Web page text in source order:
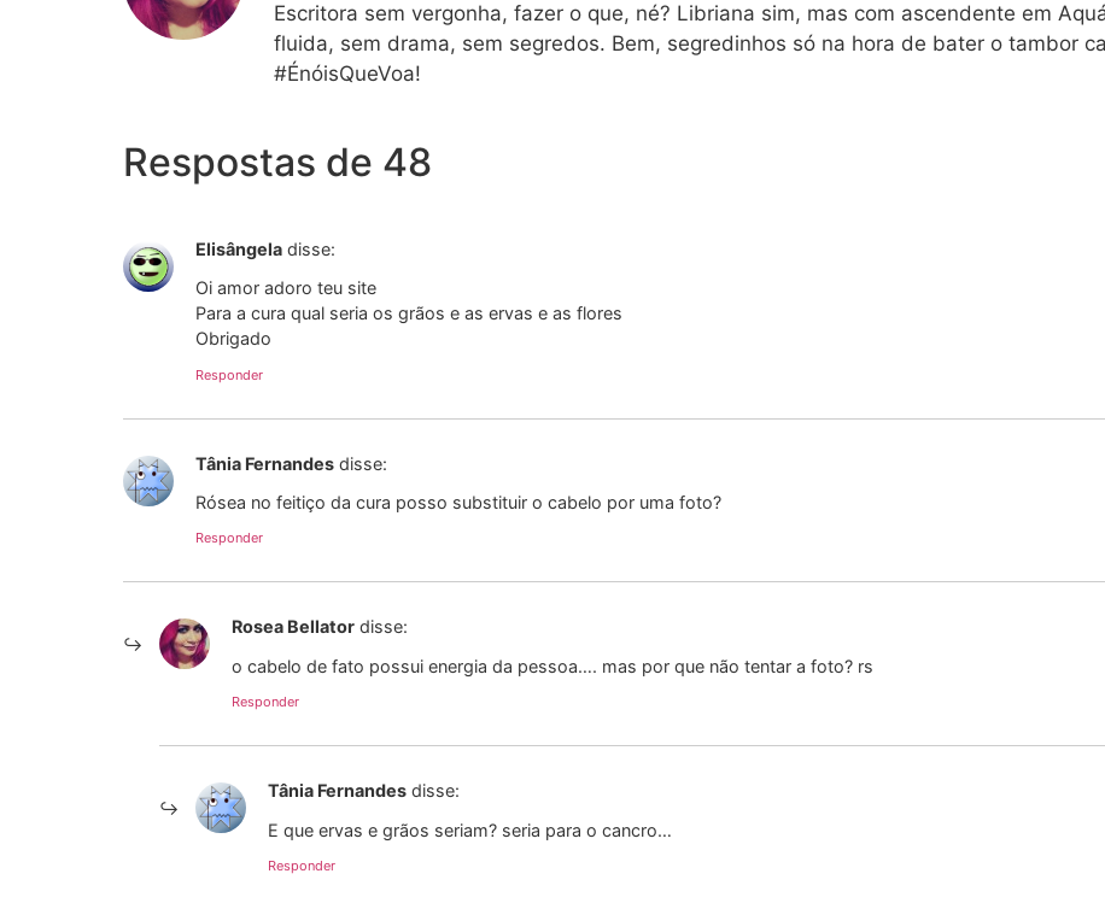
Escritora sem vergonha, fazer o que, né? Libriana sim, mas com ascendente em
fluida, sem drama, sem segredos. Bem, segredinhos só na hora de bater o tambor
#ÉnóisQueVoa!
Respostas de 48
Elisângela disse:
Oi amor adoro teu site
Para a cura qual seria os grãos e as ervas e as flores
Obrigado
Responder
Tânia Fernandes disse:
Rósea no feitiço da cura posso substituir o cabelo por uma foto?
Responder
Rosea Bellator disse:
o cabelo de fato possui energia da pessoa…. mas por que não tentar a foto? rs
Responder
Tânia Fernandes disse:
E que ervas e grãos seriam? seria para o cancro…
Responder